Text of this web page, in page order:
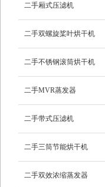
机
二手厢式压滤机
二手双螺旋桨叶烘干机
二手不锈钢滚筒烘干机
二手MVR蒸发器
二手带式压滤机
二手三筒节能烘干机
二手双效浓缩蒸发器